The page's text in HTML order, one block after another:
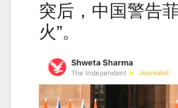
突后，中国警告
火”。